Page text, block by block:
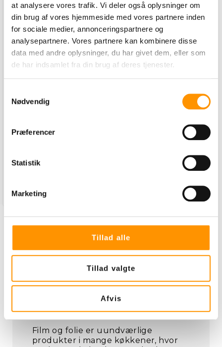
at analysere vores trafik. Vi deler også oplysninger om
din brug af vores hjemmeside med vores partnere inden
for sociale medier, annonceringspartnere og
analysepartnere. Vores partnere kan kombinere disse
data med andre oplysninger, du har givet dem, eller som
de har indsamlet fra din brug af deres tjenester.
Nødvendig
Præferencer
Statistik
Marketing
Tillad alle
Tillad valgte
Afvis
Madfilm 60 cm
1103063
235,00 Kr. pr. rulle.
Læg i kurv
Der blev ikke fundet flere produkter.
Film og folie til køkken og
erhverv
Film og folie er uundværlige
produkter i mange køkkener, hvor